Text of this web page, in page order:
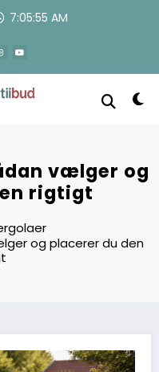
7:05:56 AM
vælger og
rigtigt
og placerer du den